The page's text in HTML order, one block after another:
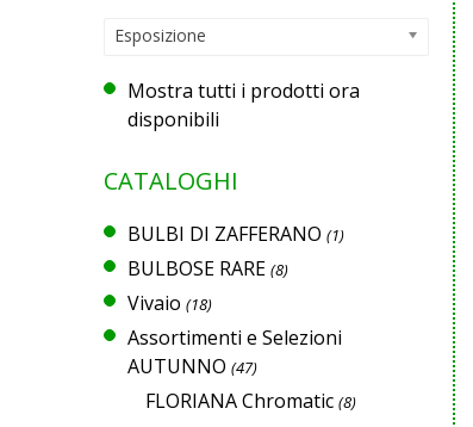
Esposizione
Mostra tutti i prodotti ora
disponibili
CATALOGHI
BULBI DI ZAFFERANO (1)
BULBOSE RARE (8)
Vivaio (18)
Assortimenti e Selezioni
AUTUNNO (47)
FLORIANA Chromatic (8)